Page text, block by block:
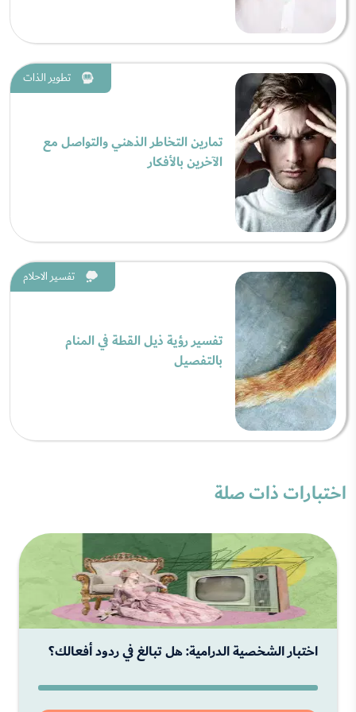
تطوير الذات
تمارين التخاطر الذهني والتواصل مع
الآخرين بالأفكار
تفسير الاحلام
تفسير رؤية ذيل القطة في المنام
بالتفصيل
اختبارات ذات صلة
اختبار الشخصية الدرامية: هل تبالغ في ردود أفعالك؟